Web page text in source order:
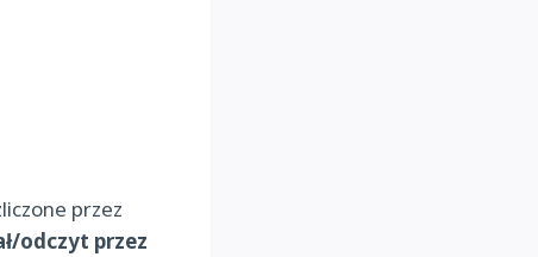
przez
odczyt przez